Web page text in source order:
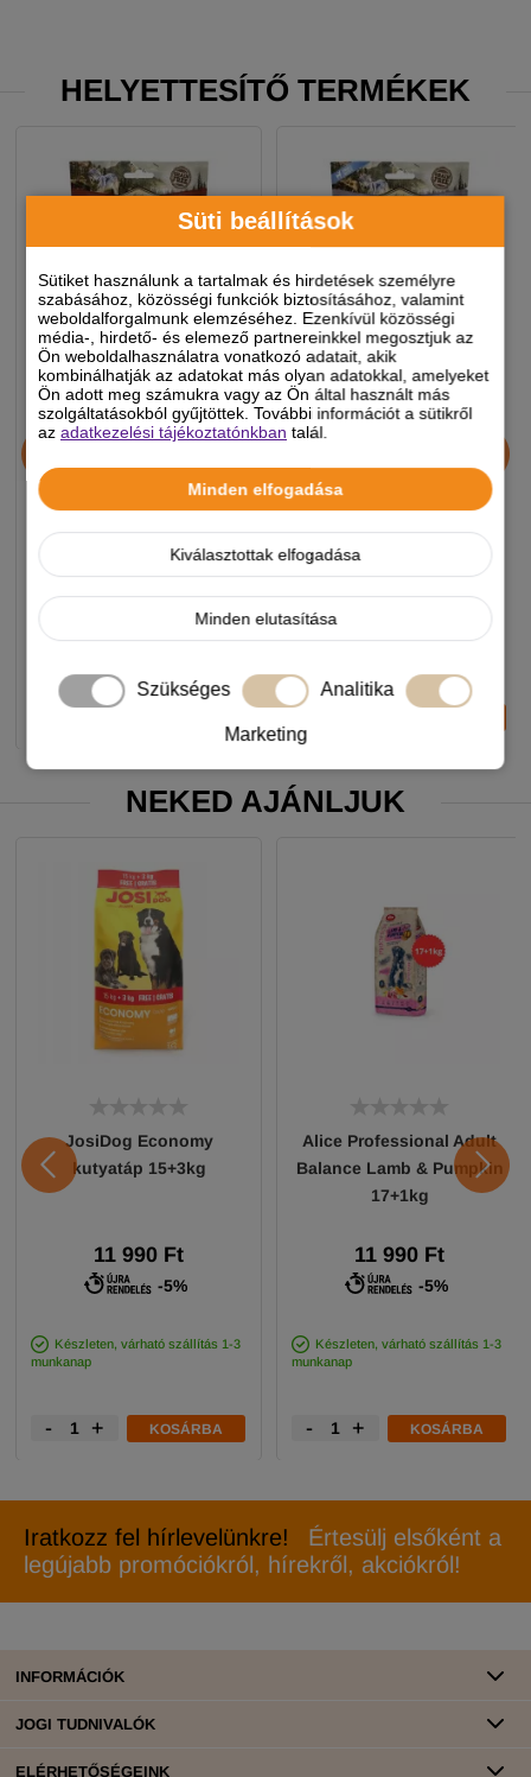
Süti beállítások
Sütiket használunk a tartalmak és hirdetések személyre
szabásához, közösségi funkciók biztosításához, valamint
weboldalforgalmunk elemzéséhez. Ezenkívül közösségi
média-, hirdető- és elemező partnereinkkel megosztjuk az
Ön weboldalhasználatra vonatkozó adatait, akik
kombinálhatják az adatokat más olyan adatokkal, amelyeket
Ön adott meg számukra vagy az Ön által használt más
szolgáltatásokból gyűjtöttek. További információt a sütikről
azadatkezelési tájékoztatónkban talál.
Minden elfogadása
Kiválasztottak elfogadása
Minden elutasítása
Szükséges Analitika
Marketing
HELYETTESÍTŐ TERMÉKEK
Carnilove Dog
boar&rosehips -
Vaddisznóhús
csipkebogyóval 200g
1 490 Ft
-5%
Mackerel&raspberries -
Makréla málnával 200g
-5%
NEKED AJÁNLJUK
JosiDog Economy
kutyatáp 15+3kg
11 990 Ft
-5%
Készleten, várható szállítás 1-3
munkanap
- + KOSÁRBA
Alice Professional Adult
Balance Lamb & Pumpkin
17+1kg
11 990 Ft
-5%
Készleten, várható szállítás 1-3
munkanap
- + KOSÁRBA
Iratkozz fel hírlevelünkre!
Értesülj elsőként a
legújabb promóciókról, hírekről, akciókról!
INFORMÁCIÓK
JOGI TUDNIVALÓK
ELÉRHETŐSÉGEINK